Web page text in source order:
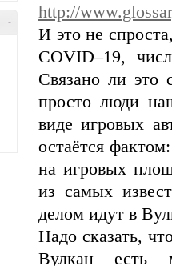
-
http://
И это не
COVID–19,
Связано ли это
просто люди
виде игровых
остаётся
на игровых
из самых
делом идут в
Надо сказать,
Вулкан есть